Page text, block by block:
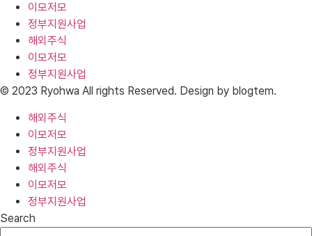
이모저모
정부지원사업
해외주식
이모저모
정부지원사업
© 2023 Ryohwa All rights Reserved. Design by blogtem.
해외주식
이모저모
정부지원사업
해외주식
이모저모
정부지원사업
Search